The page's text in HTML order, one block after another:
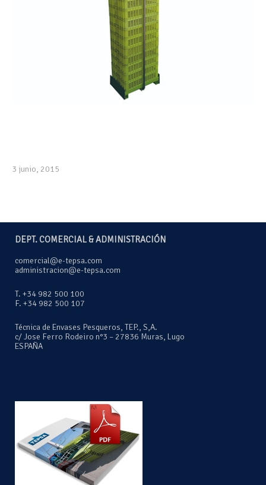
3 junio, 2015
DEPT. COMERCIAL & ADMINISTRACIÓN
comercial@e-tepsa.com
administracion@e-tepsa.com
T. +34 982 500 100
F. +34 982 500 107
Técnica de Envases Pesqueros, TEP., S,A.
c/ Jose Ferro Rodeiro n°3 – 27836 Muras, Lugo
ESPAÑA